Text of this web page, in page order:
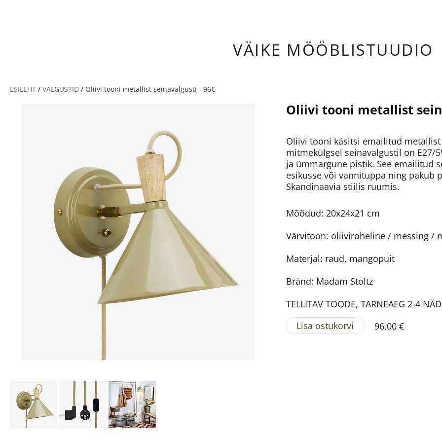
VÄIKE MÖÖBLISTUUDIO
ESILEHT / VALGUSTID / Oliivi tooni metallist seinavalgusti - 96€
Oliivi tooni metallist
Oliivi tooni käsitsi emailitud
mitmekülgsel seinavalgustil on E27/
ja ümmargune pistik. See emailitud
esikusse või vannituppa ning pakub
Skandinaavia stiilis ruumis.
Mõõdud: 20x24x21 cm
Värvitoon: oliiviroheline / messing /
Materjal: raud, mangopuit
Bränd: Madam Stoltz
TELLITAV TOODE, TARNEAEG 2-4
Lisa ostukorvi
96,00 €